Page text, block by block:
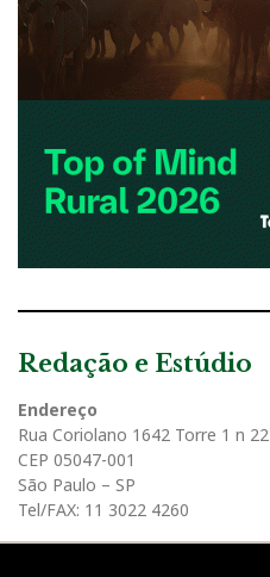
Redação e Estúdio
Endereço
Rua Coriolano 1642 Torre 1 n 22
CEP 05047-001
São Paulo – SP
Tel/FAX: 11 3022 4260